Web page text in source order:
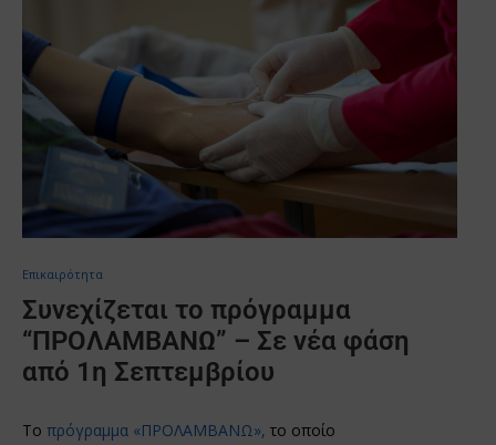
Επικαιρότητα
Συνεχίζεται το πρόγραμμα
“ΠΡΟΛΑΜΒΑΝΩ” – Σε νέα φάση
από 1η Σεπτεμβρίου
Το πρόγραμμα «ΠΡΟΛΑΜΒΑΝΩ», το οποίο